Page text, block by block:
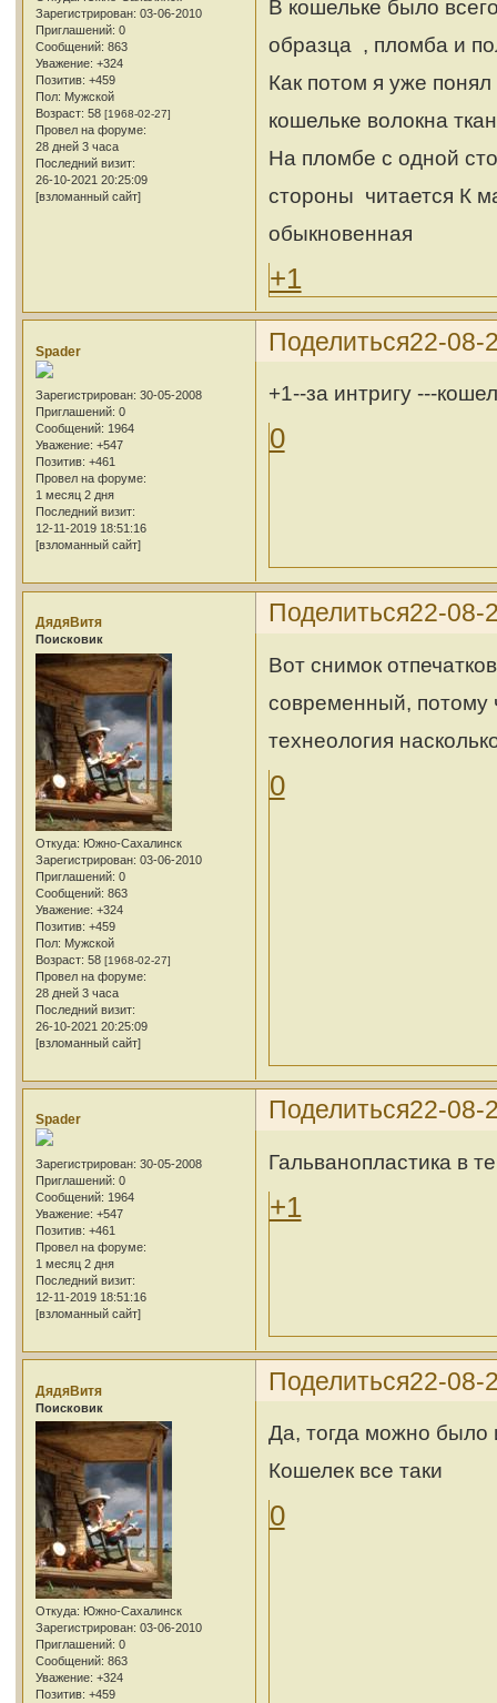
Зарегистрирован: 03-06-2010
Приглашений: 0
Сообщений: 863
Уважение: +324
Позитив: +459
Пол: Мужской
Возраст: 58 [1968-02-27]
Провел на форуме:
28 дней 3 часа
Последний визит:
26-10-2021 20:25:09
[взломанный сайт]
В кошельке было
образца , пломба и
Как потом я уже
кошельке волокна
На пломбе с одной
стороны читается К
обыкновенная
+1
Поделиться22-08-
Spader
Зарегистрирован: 30-05-2008
Приглашений: 0
Сообщений: 1964
Уважение: +547
Позитив: +461
Провел на форуме:
1 месяц 2 дня
Последний визит:
12-11-2019 18:51:16
[взломанный сайт]
+1--за интригу ---
0
Поделиться22-08-
ДядяВитя
Поисковик
Откуда: Южно-Сахалинск
Зарегистрирован: 03-06-2010
Приглашений: 0
Сообщений: 863
Уважение: +324
Позитив: +459
Пол: Мужской
Возраст: 58 [1968-02-27]
Провел на форуме:
28 дней 3 часа
Последний визит:
26-10-2021 20:25:09
[взломанный сайт]
Вот снимок
современный, потому
технеология
0
Поделиться22-08-
Spader
Зарегистрирован: 30-05-2008
Приглашений: 0
Сообщений: 1964
Уважение: +547
Позитив: +461
Провел на форуме:
1 месяц 2 дня
Последний визит:
12-11-2019 18:51:16
[взломанный сайт]
Гальванопластика в
+1
Поделиться22-08-
ДядяВитя
Поисковик
Откуда: Южно-Сахалинск
Зарегистрирован: 03-06-2010
Приглашений: 0
Сообщений: 863
Уважение: +324
Позитив: +459
Да, тогда можно было
Кошелек все таки
0